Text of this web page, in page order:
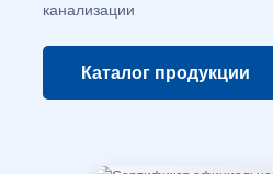
канализации
Каталог продукции